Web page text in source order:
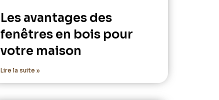
Les avantages des
fenêtres en bois pour
votre maison
Lire la suite »